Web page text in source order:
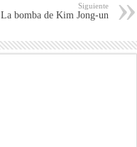
Siguiente
La bomba de Kim Jong-un